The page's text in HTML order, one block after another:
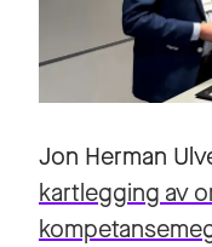
Jon Herman
kartlegging av